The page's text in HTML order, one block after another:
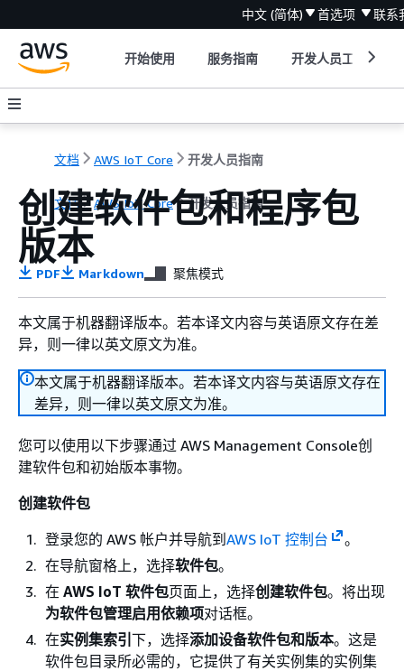
中文 (简体) 首选项 联系
开始使用 服务指南 开发人员工具
文档 AWS IoT Core 开发人员指南
文档 AWS IoT Core 开发人员指南
创建软件包和程序包
版本
PDF Markdown 聚焦模式
本文属于机器翻译版本。若本译文内容与英语原文存在差
异，则一律以英文原文为准。
本文属于机器翻译版本。若本译文内容与英语原文存在
差异，则一律以英文原文为准。
您可以使用以下步骤通过 AWS Management Console创
建软件包和初始版本事物。
创建软件包
登录您的 AWS 帐户并导航到 AWS IoT 控制台
。
在导航窗格上，选择软件包。
在 AWS IoT 软件包页面上，选择创建软件包。将出现
为软件包管理启用依赖项对话框。
在实例集索引 下，选择添加设备软件包和版本。这是
软件包目录所必需的，它提供了有关实例集的实例集